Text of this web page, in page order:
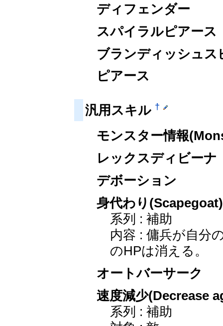
ディフェンダー
スパイラルピアース
ブランディッシュス
ピアース
汎用スキル †
モンスター情報
レックスディビーナ
デボーション
身代わり(Scapegoat)
系列 : 補助
内容 : 傭兵が自分
のHPは消える。
オートバーサーク
速度減少(Decrease
系列 : 補助